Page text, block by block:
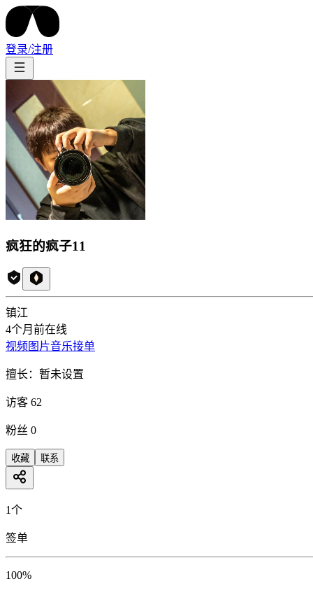
登录/注册
疯狂的疯子11
镇江
4个月前在线
视频 图片音乐接单
擅长： 暂未设置
访客 62
粉丝 0
收藏 联系
1个
签单
100%